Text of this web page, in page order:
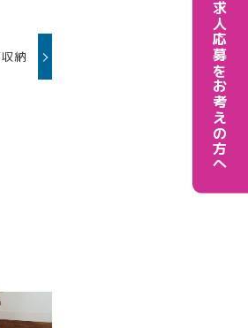
納 求人応募をお考えの方へ